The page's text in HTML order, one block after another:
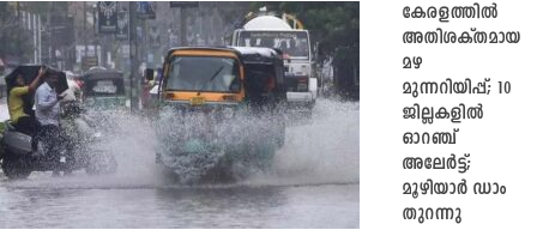
കേരളത്തിൽ
അതിശക്തമായ
മഴ
മുന്നറിയിപ്പ്; 10
ജില്ലകളിൽ
ഓറഞ്ച്
അലേർട്ട്;
മൂഴിയാർ ഡാം
തുറന്നു